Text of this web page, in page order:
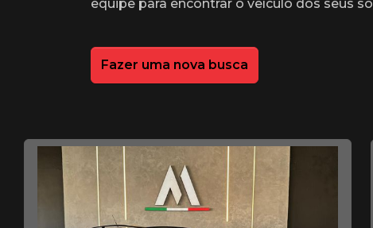
equipe para encontrar o veículo dos seus
Fazer uma nova busca